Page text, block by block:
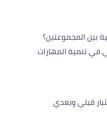
بين المجموعتين؟
في تنمية المهارات
قبلي وبعدي